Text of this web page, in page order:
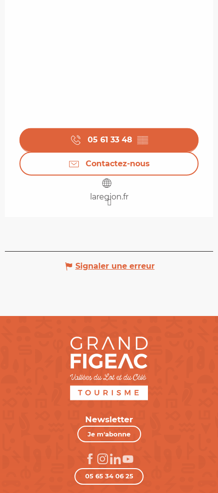
05 61 33 48 ▒▒
Contactez-nous
laregion.fr
Signaler une erreur
Newsletter
Je m'abonne
05 65 34 06 25